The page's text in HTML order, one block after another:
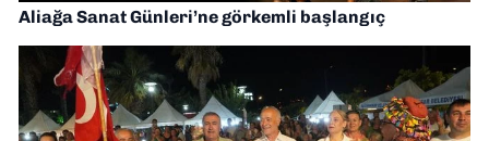
Aliağa Sanat Günleri’ne görkemli başlangıç